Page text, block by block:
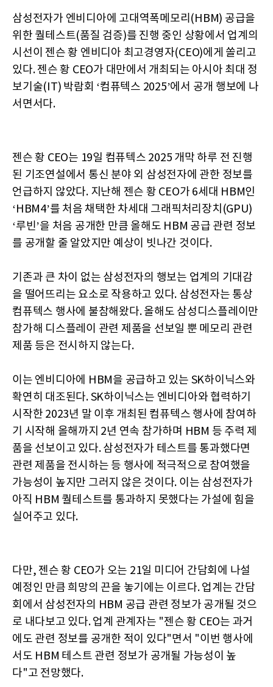
삼성전자가 엔비디아에 고대역폭메모리(HBM) 공급을
위한 퀄테스트(품질 검증)를 진행 중인 상황에서 업계의
시선이 젠슨 황 엔비디아 최고경영자(CEO)에게 쏠리고
있다. 젠슨 황 CEO가 대만에서 개최되는 아시아 최대 정
보기술(IT) 박람회 ‘컴퓨텍스 2025’에서 공개 행보에 나
서면서다.
젠슨 황 CEO는 19일 컴퓨텍스 2025 개막 하루 전 진행
된 기조연설에서 통신 분야 외 삼성전자에 관한 정보를
언급하지 않았다. 지난해 젠슨 황 CEO가 6세대 HBM인
‘HBM4’를 처음 채택한 차세대 그래픽처리장치(GPU)
‘루빈’을 처음 공개한 만큼 올해도 HBM 공급 관련 정보
를 공개할 줄 알았지만 예상이 빗나간 것이다.
기존과 큰 차이 없는 삼성전자의 행보는 업계의 기대감
을 떨어뜨리는 요소로 작용하고 있다. 삼성전자는 통상
컴퓨텍스 행사에 불참해왔다. 올해도 삼성디스플레이만
참가해 디스플레이 관련 제품을 선보일 뿐 메모리 관련
제품 등은 전시하지 않는다.
이는 엔비디아에 HBM을 공급하고 있는 SK하이닉스와
확연히 대조된다. SK하이닉스는 엔비디아와 협력하기
시작한 2023년 말 이후 개최된 컴퓨텍스 행사에 참여하
기 시작해 올해까지 2년 연속 참가하며 HBM 등 주력 제
품을 선보이고 있다. 삼성전자가 테스트를 통과했다면
관련 제품을 전시하는 등 행사에 적극적으로 참여했을
가능성이 높지만 그러지 않은 것이다. 이는 삼성전자가
아직 HBM 퀄테스트를 통과하지 못했다는 가설에 힘을
실어주고 있다.
다만, 젠슨 황 CEO가 오는 21일 미디어 간담회에 나설
예정인 만큼 희망의 끈을 놓기에는 이르다. 업계는 간담
회에서 삼성전자의 HBM 공급 관련 정보가 공개될 것으
로 내다보고 있다. 업계 관계자는 "젠슨 황 CEO는 과거
에도 관련 정보를 공개한 적이 있다"면서 "이번 행사에
서도 HBM 테스트 관련 정보가 공개될 가능성이 높
다"고 전망했다.